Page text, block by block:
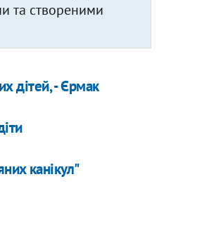
та створеними
дітей, - Єрмак
канікул"